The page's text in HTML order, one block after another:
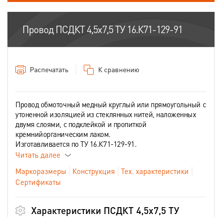
Шнуры шахтные
Провод ПСДКТ 4,5х7,5 ТУ 16.К71-129-91
Распечатать К сравнению
Провод обмоточный медный круглый или прямоугольный с
утоненной изоляцией из стеклянных нитей, наложенных
двумя слоями, с подклейкой и пропиткой
кремнийорганическим лаком.
Изготавливается по ТУ 16.К71-129-91.
Читать далее
Маркоразмеры
Конструкция
Тех. характеристики
Сертификаты
Характеристики ПСДКТ 4,5х7,5 ТУ